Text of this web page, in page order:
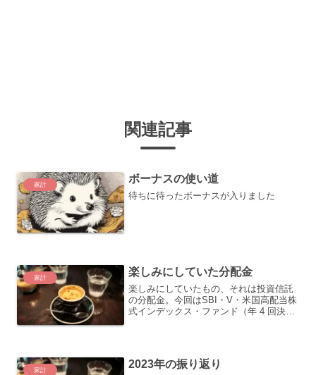
関連記事
家計 ボーナスの使い道
待ちに待ったボーナスが入りました
家計 楽しみにしていた分配金
楽しみにしていたもの、それは投資信託
の分配金。今回はSBI・V・米国高配当株
式インデックス・ファンド（年 4 回決算
家計 2023年の振り返り